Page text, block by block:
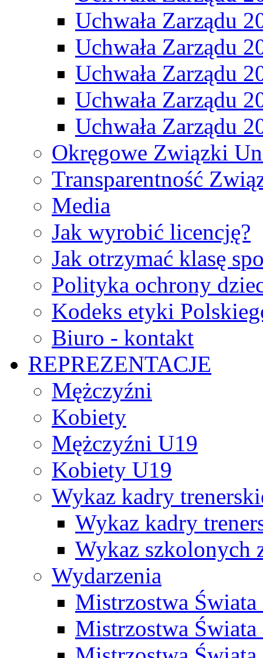
Uchwała Zarządu
Uchwała Zarządu
Uchwała Zarządu
Uchwała Zarządu
Uchwała Zarządu
Okręgowe Związki
Transparentność
Media
Jak wyrobić licencję?
Jak otrzymać klasę
Polityka ochrony
Kodeks etyki
Biuro - kontakt
REPREZENTACJE
Mężczyźni
Kobiety
Mężczyźni U19
Kobiety U19
Wykaz kadry
Wykaz kadry
Wykaz szkolonych
Wydarzenia
Mistrzostwa
Mistrzostwa